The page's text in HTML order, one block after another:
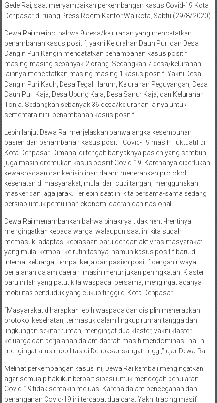
Gede Rai, saat menyampaikan perkembangan kasus Covid-19 Kota
Denpasar di ruang Press Room Kantor Walikota, Sabtu (29/8/2020).
Dewa Rai merinci bahwa 9 desa/kelurahan yang mencatatkan
penambahan kasus positif, yakni Kelurahan Dauh Puri dan Desa
Dangin Puri Kangin mencatatkan penambahan kasus positif
masing-masing sebanyak 2 orang. Sedangkan 7 desa/kelurahan
lainnya mencatatkan masing-masing 1 kasus positif. Yakni Desa
Dangin Puri Kauh, Desa Tegal Harum, Kelurahan Peguyangan, Desa
Dauh Puri Kaja, Desa Ubung Kaja, Desa Sanur Kaja, dan Kelurahan
Tonja. Sedangkan sebanyak 36 desa/kelurahan lainya untuk
sementara nihil penambahan kasus positif.
Lebih lanjut Dewa Rai menjelaskan bahwa angka kesembuhan
pasien dan penambahan kasus positif Covid-19 masih fluktuatif di
Kota Denpasar. Dimana, di tengah banyaknya pasien yang sembuh,
juga masih ditemukan kasus positif Covid-19. Karenanya diperlukan
kewaspadaan dan kedisiplinan dalam menerapkan protokol
kesehatan di masyarakat, mulai dari cuci tangan, menggunakan
masker dan jaga jarak. Terlebih saat ini kita bersama-sama sedang
bersiap untuk pemulihan ekonomi daerah dan nasional.
Dewa Rai menambahkan bahwa pihaknya tidak henti-hentinya
mengingatkan kepada warga, walaupun saat ini kita sudah
memasuki adaptasi kebiasaan baru dengan aktivitas masyarakat
yang mulai kembali ke rutinitasnya, namun kasus positif baru di
internal keluarga, tempat kerja dan pasien positif dengan riwayat
perjalanan dalam daerah masih menunjukan peningkatan. Klaster
baru inilah yang patut kita waspadai bersama, mengingat adanya
mobilitas penduduk yang cukup tinggi di Kota Denpasar.
“Masyarakat diharapkan lebih waspada dan disiplin menerapkan
protokol kesehatan, termasuk dalam lingkup rumah tangga dan
lingkungan sekitar rumah, mengingat dua klaster, yakni klaster
keluarga dan perjalanan dalam daerah masih mendominasi, hal ini
mengingat arus mobilitas di Denpasar sangat tinggi,” ujar Dewa Rai.
Melihat perkembangan kasus ini, Dewa Rai kembali mengingatkan
agar semua pihak ikut berpartisipasi untuk mencegah penularan
Covid-19 tidak semakin meluas. Karena dalam pencegahan dan
penanganan Covid-19 ini terdapat dua cara. Yakni tracing masif